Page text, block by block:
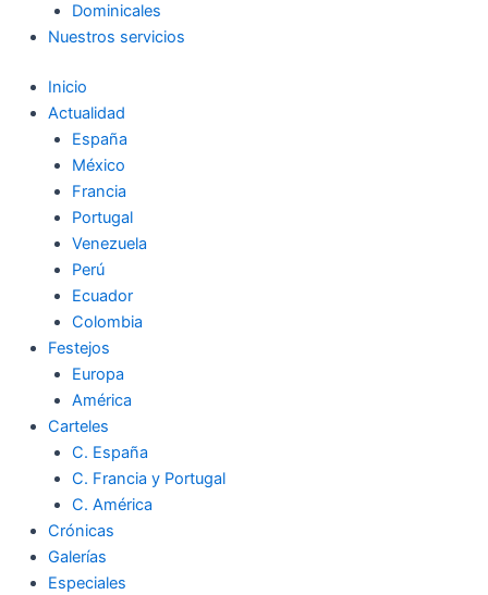
Dominicales
Nuestros servicios
Inicio
Actualidad
España
México
Francia
Portugal
Venezuela
Perú
Ecuador
Colombia
Festejos
Europa
América
Carteles
C. España
C. Francia y Portugal
C. América
Crónicas
Galerías
Especiales